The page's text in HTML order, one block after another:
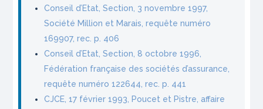
Conseil d’Etat, Section, 3 novembre 1997,
Société Million et Marais, requête numéro
169907, rec. p. 406
Conseil d’Etat, Section, 8 octobre 1996,
Fédération française des sociétés d’assurance,
requête numéro 122644, rec. p. 441
CJCE, 17 février 1993, Poucet et Pistre, affaire